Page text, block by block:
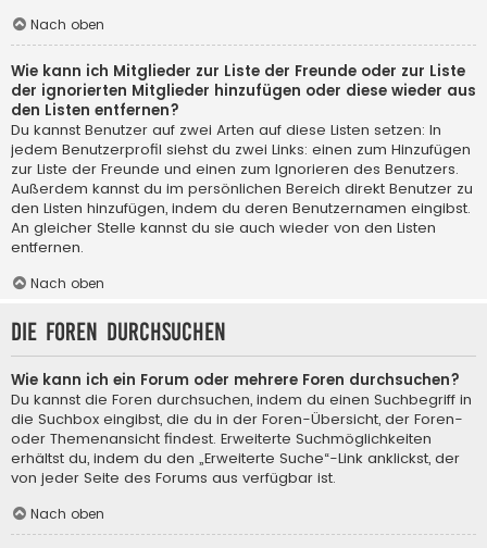
Nach oben
Wie kann ich Mitglieder zur Liste der Freunde oder zur Liste
der ignorierten Mitglieder hinzufügen oder diese wieder aus
den Listen entfernen?
Du kannst Benutzer auf zwei Arten auf diese Listen setzen: In
jedem Benutzerprofil siehst du zwei Links: einen zum Hinzufügen
zur Liste der Freunde und einen zum Ignorieren des Benutzers.
Außerdem kannst du im persönlichen Bereich direkt Benutzer zu
den Listen hinzufügen, indem du deren Benutzernamen eingibst.
An gleicher Stelle kannst du sie auch wieder von den Listen
entfernen.
Nach oben
Die Foren durchsuchen
Wie kann ich ein Forum oder mehrere Foren durchsuchen?
Du kannst die Foren durchsuchen, indem du einen Suchbegriff in
die Suchbox eingibst, die du in der Foren-Übersicht, der Foren-
oder Themenansicht findest. Erweiterte Suchmöglichkeiten
erhältst du, indem du den „Erweiterte Suche“-Link anklickst, der
von jeder Seite des Forums aus verfügbar ist.
Nach oben